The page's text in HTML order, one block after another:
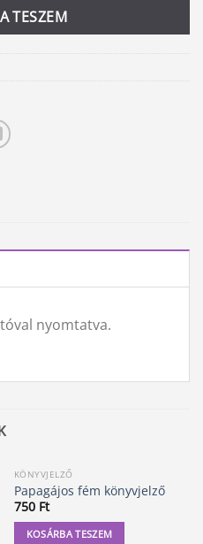
TESZEM
nyomtatva.
KÖNYVJELZŐ
Papagájos fém könyvjelző
750 Ft
KOSÁRBA TESZEM